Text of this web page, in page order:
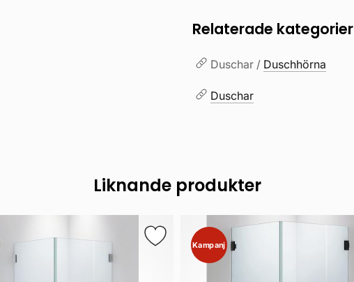
Relaterade kategorier
Duschar / Duschhörna
Duschar
Liknande produkter
Kampanj